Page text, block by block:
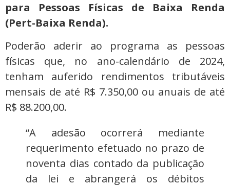
para Pessoas Físicas de Baixa Renda
(Pert-Baixa Renda).
Poderão aderir ao programa as pessoas
físicas que, no ano-calendário de 2024,
tenham auferido rendimentos tributáveis
mensais de até R$ 7.350,00 ou anuais de até
R$ 88.200,00.
“A adesão ocorrerá mediante
requerimento efetuado no prazo de
noventa dias contado da publicação
da lei e abrangerá os débitos